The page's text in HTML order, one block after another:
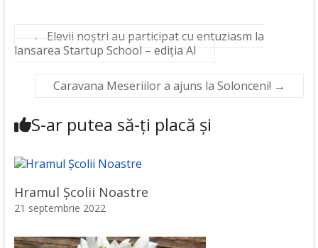
←
Elevii noștri au participat cu entuziasm la
lansarea Startup School – ediția AI
Caravana Meseriilor a ajuns la Solonceni! →
S-ar putea să-ți placă și
Hramul Școlii Noastre
21 septembrie 2022